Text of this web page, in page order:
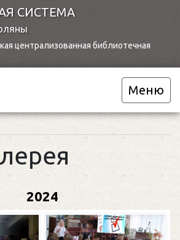
СИСТЕМА
централизованная библиотечная
Меню
2024